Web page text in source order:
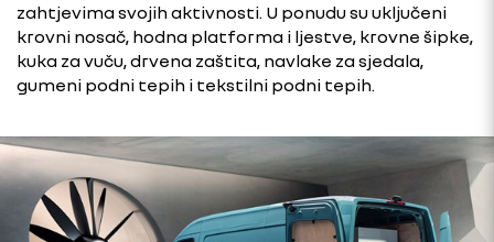
zahtjevima svojih aktivnosti. U ponudu su uključeni
krovni nosač, hodna platforma i ljestve, krovne šipke,
kuka za vuču, drvena zaštita, navlake za sjedala,
gumeni podni tepih i tekstilni podni tepih.